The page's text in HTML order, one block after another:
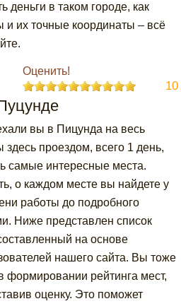
деньги в таком городе, как
и их точные координаты – всё
Оценить!
10
вы в Пицунда на весь
проездом, всего 1 день,
интересные места.
о каждом месте вы найдете у
работы до подробного
Ниже представлен список
на основе
нашего сайта. Вы тоже
формировании рейтинга мест,
оценку. Это поможет